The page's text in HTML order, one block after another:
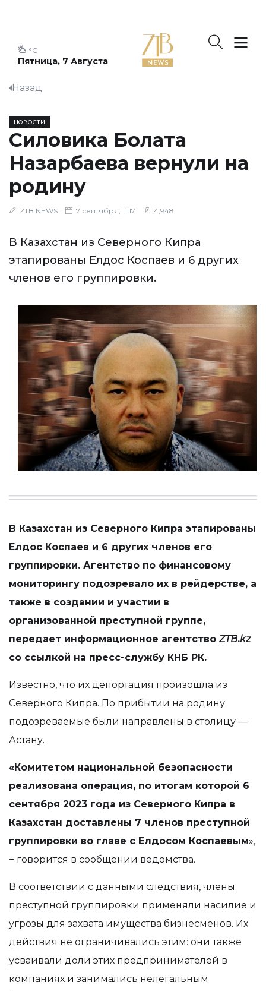
Пятница, 7 Августа
°C
Назад
НОВОСТИ
Силовика Болата
Назарбаева вернули на
родину
ZTB NEWS 7 сентября, 11:17 4,948
В Казахстан из Северного Кипра
этапированы Елдос Коспаев и 6 других
членов его группировки.
В Казахстан из Северного Кипра этапированы
Елдос Коспаев и 6 других членов его
группировки. Агентство по финансовому
мониторингу подозревало их в рейдерстве, а
также в создании и участии в
организованной преступной группе,
передает информационное агентствоZTB.kz
со ссылкой на пресс-службу КНБ РК.
Известно, что их депортация произошла из
Северного Кипра. По прибытии на родину
подозреваемые были направлены в столицу —
Астану.
«Комитетом национальной безопасности
реализована операция, по итогам которой 6
сентября 2023 года из Северного Кипра в
Казахстан доставлены 7 членов преступной
группировки во главе с Елдосом Коспаевым»,
− говорится в сообщении ведомства.
В соответствии с данными следствия, члены
преступной группировки применяли насилие и
угрозы для захвата имущества бизнесменов. Их
действия не ограничивались этим: они также
усваивали доли этих предпринимателей в
компаниях и занимались нелегальным